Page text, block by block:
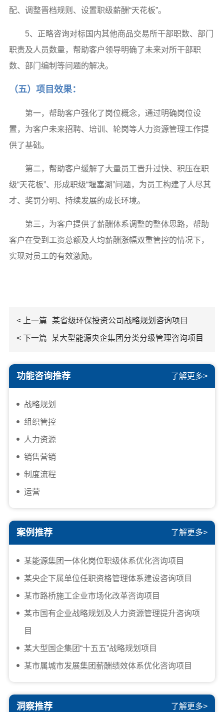
配、调整晋档规则、设置职级薪酬“天花板”。
5、正略咨询对标国内其他商品交易所干部职数、部门
职责及人员数量，帮助客户领导明确了未来对所干部职
数、部门编制等问题的解决。
（五）项目效果：
第一，帮助客户强化了岗位概念，通过明确岗位设
置，为客户未来招聘、培训、轮岗等人力资源管理工作提
供了基础。
第二，帮助客户缓解了大量员工晋升过快、积压在职
级“天花板”、形成职级“堰塞湖”问题，为员工构建了人尽其
才、奖罚分明、持续发展的成长环境。
第三，为客户提供了薪酬体系调整的整体思路，帮助
客户在受到工资总额及人均薪酬涨幅双重管控的情况下，
实现对员工的有效激励。
< 上一篇 某省级环保投资公司战略规划咨询项目
< 下一篇 某大型能源央企集团分类分级管理咨询项目
功能咨询推荐 了解更多>
战略规划
组织管控
人力资源
销售营销
制度流程
运营
案例推荐 了解更多>
某能源集团一体化岗位职级体系优化咨询项目
某央企下属单位任职资格管理体系建设咨询项目
某市路桥施工企业市场化改革咨询项目
某市国有企业战略规划及人力资源管理提升咨询项
目
某大型国企集团“十五五”战略规划项目
某市属城市发展集团薪酬绩效体系优化咨询项目
洞察推荐 了解更多>